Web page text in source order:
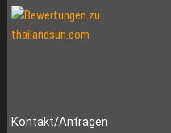
Kontakt/Anfragen